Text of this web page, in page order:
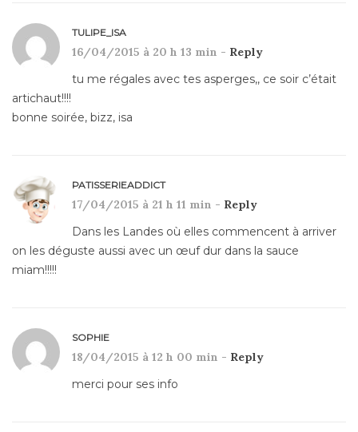
TULIPE_ISA
16/04/2015 à 20 h 13 min - Reply
tu me régales avec tes asperges,, ce soir c’était
artichaut!!!!
bonne soirée, bizz, isa
PATISSERIEADDICT
17/04/2015 à 21 h 11 min - Reply
Dans les Landes où elles commencent à arriver
on les déguste aussi avec un œuf dur dans la sauce
miam!!!!!
SOPHIE
18/04/2015 à 12 h 00 min - Reply
merci pour ses info